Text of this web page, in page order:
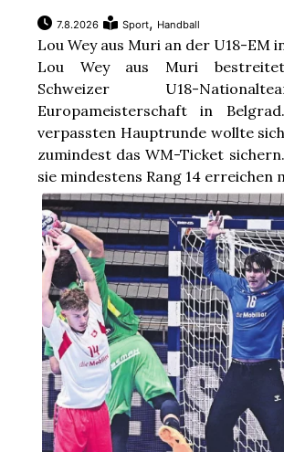
7.8.2026 Sport, Handball
Lou Wey aus Muri an der U18-EM
Lou Wey aus Muri
Schweizer U18-
Europameisterschaft in
verpassten Hauptrunde wollte
zumindest das WM-Ticket
sie mindestens Rang 14 erreichen